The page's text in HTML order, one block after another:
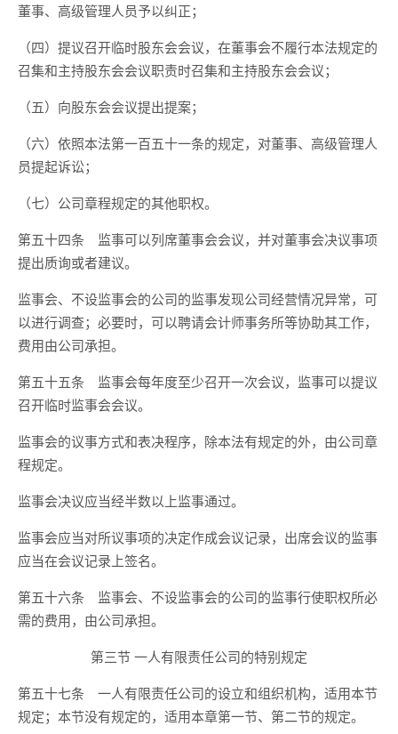
董事、高级管理人员予以纠正；
（四）提议召开临时股东会会议，在董事会不履行本法规定的
召集和主持股东会会议职责时召集和主持股东会会议；
（五）向股东会会议提出提案；
（六）依照本法第一百五十一条的规定，对董事、高级管理人
员提起诉讼；
（七）公司章程规定的其他职权。
第五十四条 监事可以列席董事会会议，并对董事会决议事项
提出质询或者建议。
监事会、不设监事会的公司的监事发现公司经营情况异常，可
以进行调查；必要时，可以聘请会计师事务所等协助其工作，
费用由公司承担。
第五十五条 监事会每年度至少召开一次会议，监事可以提议
召开临时监事会会议。
监事会的议事方式和表决程序，除本法有规定的外，由公司章
程规定。
监事会决议应当经半数以上监事通过。
监事会应当对所议事项的决定作成会议记录，出席会议的监事
应当在会议记录上签名。
第五十六条 监事会、不设监事会的公司的监事行使职权所必
需的费用，由公司承担。
第三节 一人有限责任公司的特别规定
第五十七条 一人有限责任公司的设立和组织机构，适用本节
规定；本节没有规定的，适用本章第一节、第二节的规定。